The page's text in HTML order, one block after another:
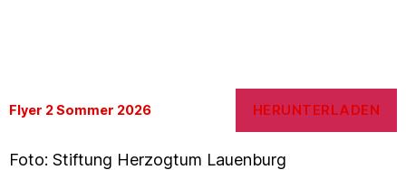
Flyer 2 Sommer 2026 HERUNTERLADEN
Foto: Stiftung Herzogtum Lauenburg